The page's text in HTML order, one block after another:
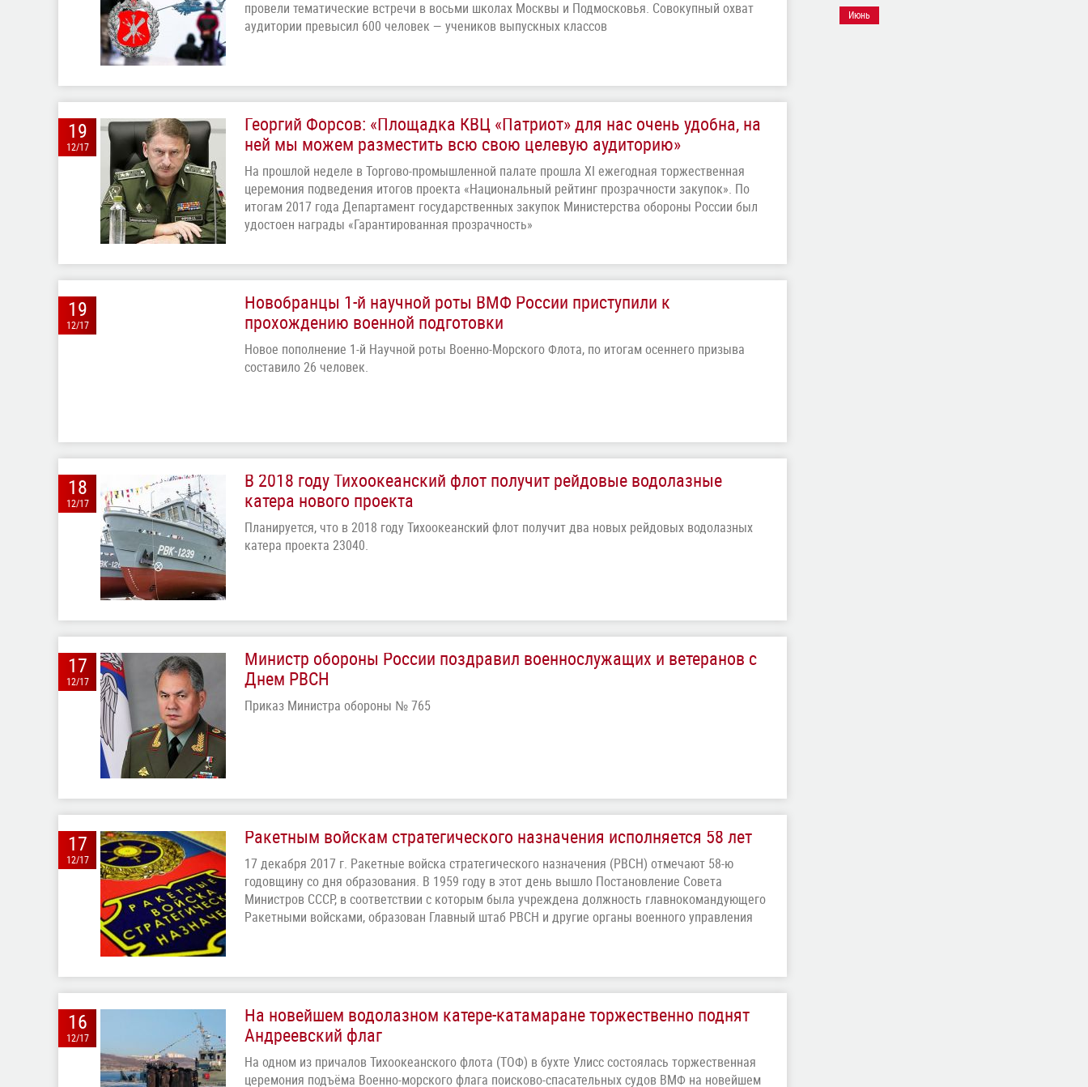
провели тематические встречи в восьми школах Москвы и Подмосковья. Совокупный охват
аудитории превысил 600 человек — учеников выпускных классов
19
12/17
Георгий Форсов: «Площадка КВЦ «Патриот» для нас очень удобна, на
ней мы можем разместить всю свою целевую аудиторию»
На прошлой неделе в Торгово-промышленной палате прошла XI ежегодная торжественная
церемония подведения итогов проекта «Национальный рейтинг прозрачности закупок». По
итогам 2017 года Департамент государственных закупок Министерства обороны России был
удостоен награды «Гарантированная прозрачность»
19
12/17
Новобранцы 1-й научной роты ВМФ России приступили к
прохождению военной подготовки
Новое пополнение 1-й Научной роты Военно-Морского Флота, по итогам осеннего призыва
составило 26 человек.
18
12/17
В 2018 году Тихоокеанский флот получит рейдовые водолазные
катера нового проекта
Планируется, что в 2018 году Тихоокеанский флот получит два новых рейдовых водолазных
катера проекта 23040.
17
12/17
Министр обороны России поздравил военнослужащих и ветеранов с
Днем РВСН
Приказ Министра обороны № 765
17
12/17
Ракетным войскам стратегического назначения исполняется 58 лет
17 декабря 2017 г. Ракетные войска стратегического назначения (РВСН) отмечают 58-ю
годовщину со дня образования. В 1959 году в этот день вышло Постановление Совета
Министров СССР, в соответствии с которым была учреждена должность главнокомандующего
Ракетными войсками, образован Главный штаб РВСН и другие органы военного управления
16
12/17
На новейшем водолазном катере-катамаране торжественно поднят
Андреевский флаг
На одном из причалов Тихоокеанского флота (ТОФ) в бухте Улисс состоялась торжественная
церемония подъёма Военно-морского флага поисково-спасательных судов ВМФ на новейшем
Июнь